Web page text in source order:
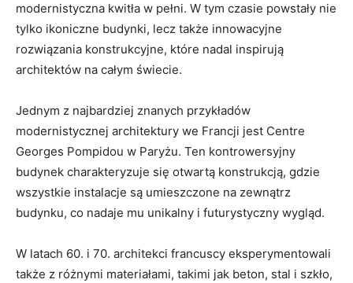
modernistyczna‍ kwitła w pełni. ​W tym czasie powstały nie
tylko⁣ ikoniczne budynki, lecz także ‍innowacyjne
rozwiązania konstrukcyjne,‍ które ‌nadal inspirują​
architektów na całym świecie.
Jednym z najbardziej znanych przykładów
modernistycznej architektury we Francji ⁤jest⁢ Centre
Georges Pompidou w Paryżu. Ten kontrowersyjny
budynek charakteryzuje się otwartą konstrukcją, gdzie‍
wszystkie instalacje są umieszczone na zewnątrz
budynku, co nadaje mu unikalny i futurystyczny wygląd.
W latach 60. i 70. architekci francuscy eksperymentowali
także z różnymi materiałami, takimi jak‌ beton, stal i szkło,